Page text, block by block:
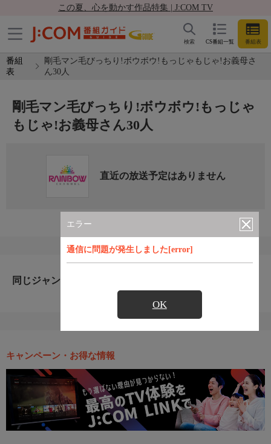
この夏、心を動かす作品特集 | J:COM TV
CS番組一覧 番組表
検索
番組
表
剛毛マン毛びっちり!ボウボウ!もっじゃもじゃ!お義母さ
ん30人
エラー
通信に問題が発生しました[error]
OK
剛毛マン毛びっちり!ボウボウ!もっじゃ
もじゃ!お義母さん30人
直近の放送予定はありません
同じジャンルのおすすめ番組
キャンペーン・お得な情報